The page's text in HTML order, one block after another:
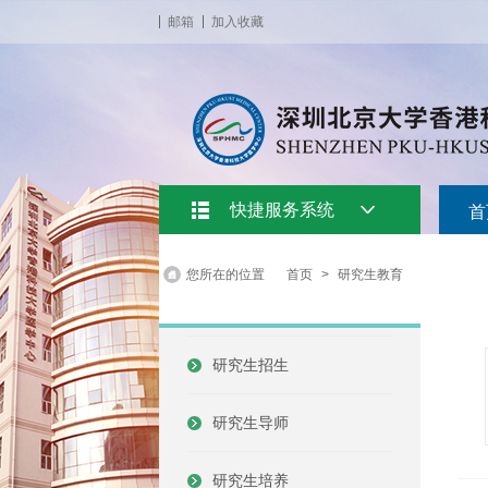
邮箱 加入收藏
快捷服务系统
您所在的位置 首页 > 研究生教育
研究生招生
研究生导师
研究生培养